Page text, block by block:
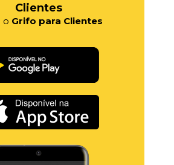
Clientes
o Grifo para Clientes